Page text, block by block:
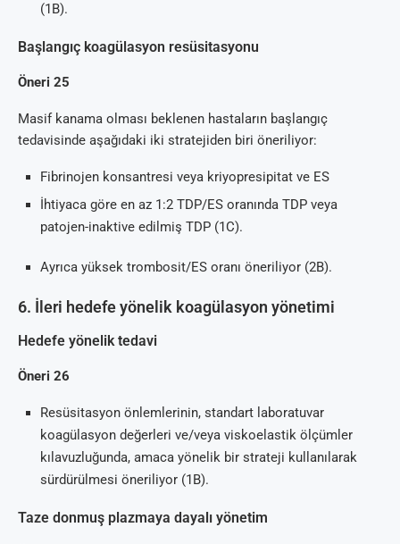
(1B).
Başlangıç koagülasyon resüsitasyonu
Öneri 25
Masif kanama olması beklenen hastaların başlangıç
tedavisinde aşağıdaki iki stratejiden biri öneriliyor:
Fibrinojen konsantresi veya kriyopresipitat ve ES
İhtiyaca göre en az 1:2 TDP/ES oranında TDP veya
patojen-inaktive edilmiş TDP (1C).
Ayrıca yüksek trombosit/ES oranı öneriliyor (2B).
6. İleri hedefe yönelik koagülasyon yönetimi
Hedefe yönelik tedavi
Öneri 26
Resüsitasyon önlemlerinin, standart laboratuvar
koagülasyon değerleri ve/veya viskoelastik ölçümler
kılavuzluğunda, amaca yönelik bir strateji kullanılarak
sürdürülmesi öneriliyor (1B).
Taze donmuş plazmaya dayalı yönetim